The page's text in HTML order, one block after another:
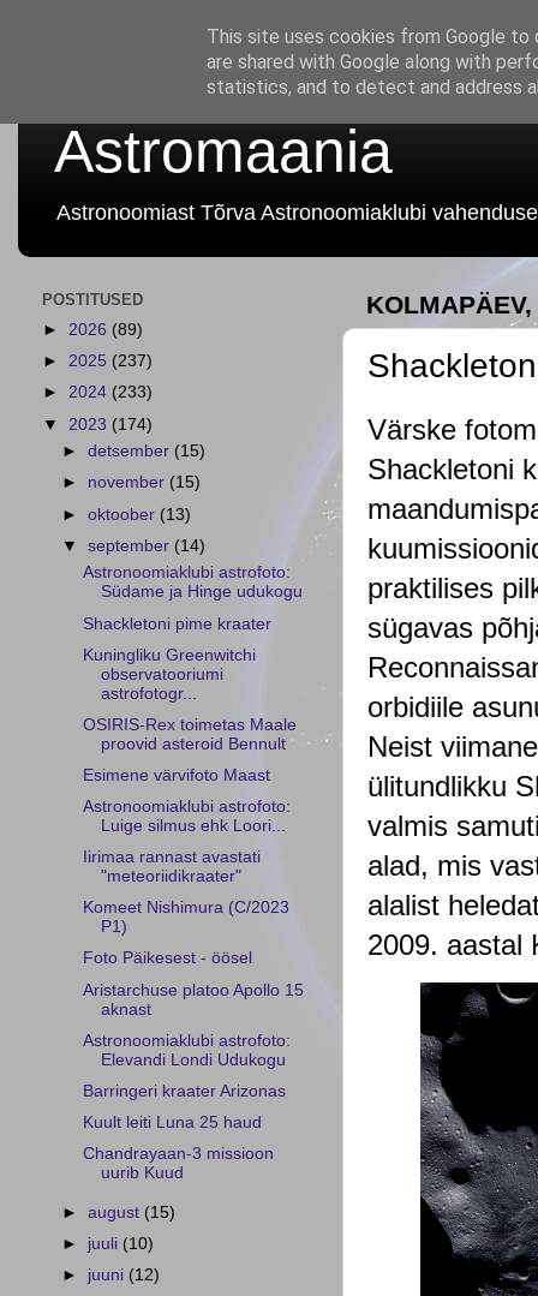
Astromaania
Astronoomiast Tõrva Astronoomiaklubi
Värske
Shackletoni
praktilises
sügavas
orbidiile
Neist
ülitundlikku
valmis
alad, mis
alalist
2009. aastal
POSTITUSED
► 2026 (89)
► 2025 (237)
► 2024 (233)
▼ 2023 (174)
►detsember (15)
► november (15)
►oktoober (13)
▼september (14)
Astronoomiaklubi astrofoto:
Südame ja Hinge udukogu
Shackletoni pime kraater
Kuningliku Greenwitchi
observatooriumi
astrofotogr...
OSIRIS-Rex toimetas Maale
proovid asteroid Bennult
Esimene värvifoto Maast
Astronoomiaklubi astrofoto:
Luige silmus ehk Loori...
Iirimaa rannast avastati
"meteoriidikraater"
Komeet Nishimura (C/2023
P1)
Foto Päikesest - öösel
Aristarchuse platoo Apollo 15
aknast
Astronoomiaklubi astrofoto:
Elevandi Londi Udukogu
Barringeri kraater Arizonas
Kuult leiti Luna 25 haud
Chandrayaan-3 missioon
uurib Kuud
►august (15)
► juuli (10)
► juuni (12)
This site uses cookies from Google to
are shared with Google along with
statistics, and to detect and address